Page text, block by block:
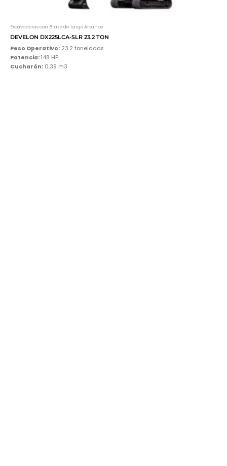
Excavadoras con Brazo de Largo Alcance
DEVELON DX225LCA-SLR 23.2 TON
Peso Operativo: 23.2 toneladas
Potencia: 148 HP
Cucharón: 0.39 m3